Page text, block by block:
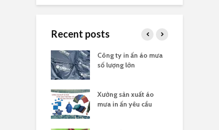
Recent posts
Công ty in ấn áo mưa
số lượng lớn
Xưởng sản xuất áo
mưa in ấn yêu cầu